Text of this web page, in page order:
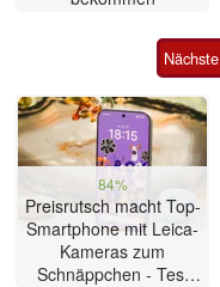
84%
Preisrutsch macht Top-
Smartphone mit Leica-
Kameras zum
Schnäppchen - Test